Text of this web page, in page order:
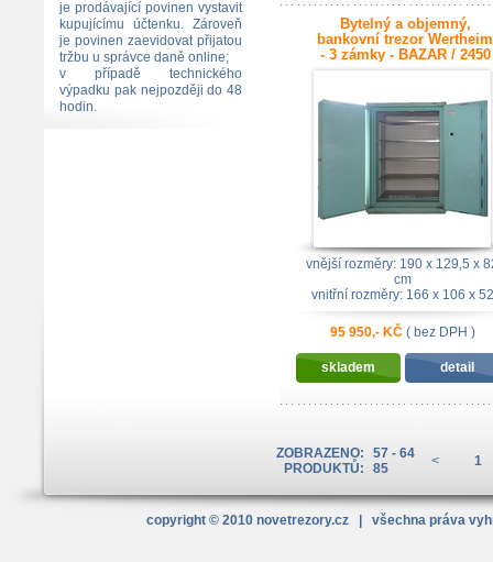
je prodávající povinen vystavit
kupujícímu účtenku. Zároveň
je povinen zaevidovat přijatou
tržbu u správce daně online;
v případě technického
výpadku pak nejpozději do 48
hodin.
Bytelný a objemný,
bankovní trezor Wertheim
- 3 zámky - BAZAR / 2450
kg
vnější rozměry: 190 x 129,5 x
cm
vnitřní rozměry: 166 x 106 x 52
cm
bezp. třída: IV.BT dle EN1143-
95 950,- KČ( bez DPH )
skladem detail
ZOBRAZENO:
PRODUKTŮ:
57 - 64
85
< 1
copyright © 2010 novetrezory.cz | všechna práva